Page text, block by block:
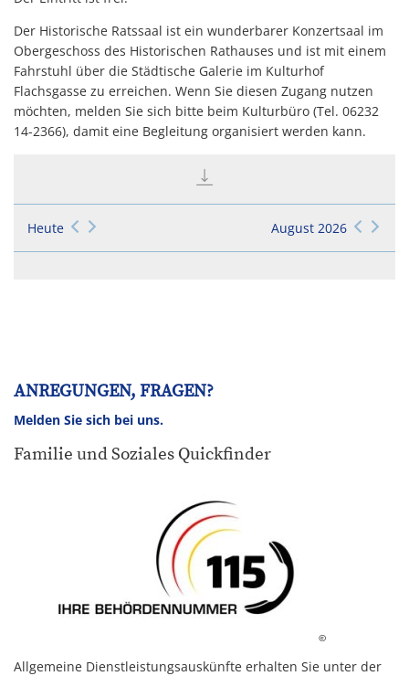
Der Historische Ratssaal ist ein wunderbarer Konzertsaal im
Obergeschoss des Historischen Rathauses und ist mit einem
Fahrstuhl über die Städtische Galerie im Kulturhof
Flachsgasse zu erreichen. Wenn Sie diesen Zugang nutzen
möchten, melden Sie sich bitte beim Kulturbüro (Tel. 06232
14-2366), damit eine Begleitung organisiert werden kann.
Heute August 2026
ANREGUNGEN, FRAGEN?
Melden Sie sich bei uns.
Familie und Soziales Quickfinder
©
Allgemeine Dienstleistungsauskünfte erhalten Sie unter der